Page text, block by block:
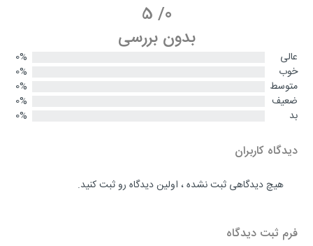
0
/
5
بدون بررسی
عالی
0%
خوب
0%
متوسط
0%
ضعیف
0%
بد
0%
دیدگاه کاربران
هیچ دیدگاهی ثبت نشده ، اولین دیدگاه رو ثبت کنید.
فرم ثبت دیدگاه